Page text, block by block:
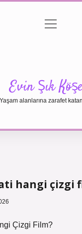
Gizlilik Politikası
menüyü
Evin Şık
Yaşam alanlarına zarafet
hangi çizgi
Çizgi Film?